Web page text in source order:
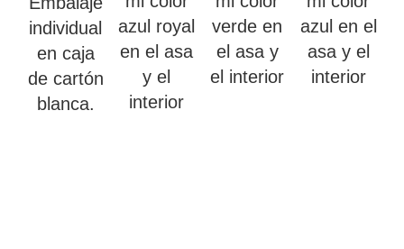
individual
en caja
de cartón
blanca.
azul royal
en el asa
y el
interior
verde en
el asa y
el interior
azul en el
asa y el
interior